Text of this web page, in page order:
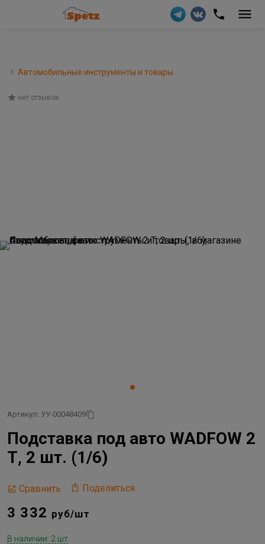
Автомобильные инструменты и товары
нет отзывов
Артикул: УУ-00048409
Подставка под авто WADFOW 2
Т, 2 шт. (1/6)
Сравнить Поделиться
3 332 руб/шт
В наличии: 2 шт